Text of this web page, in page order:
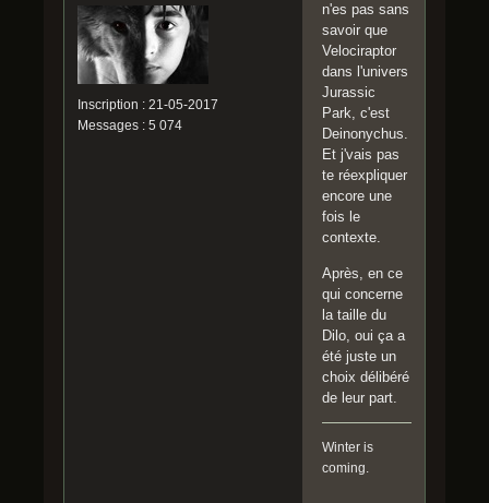
Inscription : 21-05-2017
Messages : 5 074
n'es pas sans
savoir que
Velociraptor
dans l'univers
Jurassic
Park, c'est
Deinonychus.
Et j'vais pas
te réexpliquer
encore une
fois le
contexte.
Après, en ce
qui concerne
la taille du
Dilo, oui ça a
été juste un
choix délibéré
de leur part.
Winter is
coming.